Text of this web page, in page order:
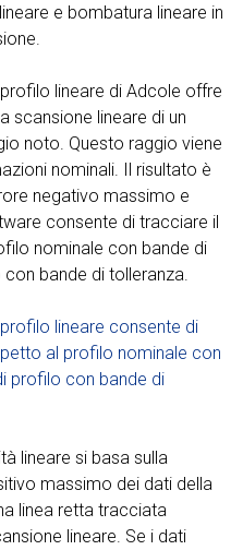
e bombatura lineare in
lineare di Adcole offre
scansione lineare di un
noto. Questo raggio viene
nominali. Il risultato è
negativo massimo e
consente di tracciare il
nominale con bande di
bande di tolleranza.
lineare consente di
al profilo nominale con
profilo con bande di
lineare si basa sulla
massimo dei dati della
linea retta tracciata
lineare. Se i dati